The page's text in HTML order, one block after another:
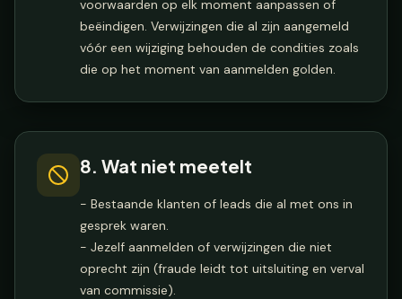
voorwaarden op elk moment aanpassen of
beëindigen. Verwijzingen die al zijn aangemeld
vóór een wijziging behouden de condities zoals
die op het moment van aanmelden golden.
8. Wat niet meetelt
- Bestaande klanten of leads die al met ons in
gesprek waren.
- Jezelf aanmelden of verwijzingen die niet
oprecht zijn (fraude leidt tot uitsluiting en verval
van commissie).